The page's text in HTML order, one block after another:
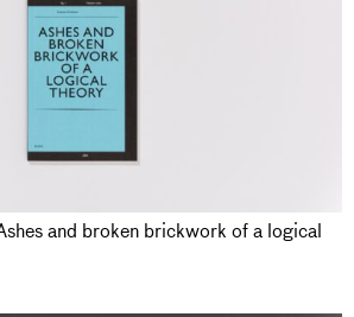
and broken brickwork of a logical